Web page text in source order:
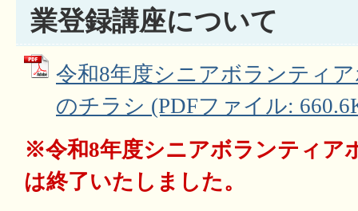
業登録講座について
令和8年度シニアボランティ
のチラシ (PDFファイル:
※令和8年度シニアボランティア
は終了いたしました。